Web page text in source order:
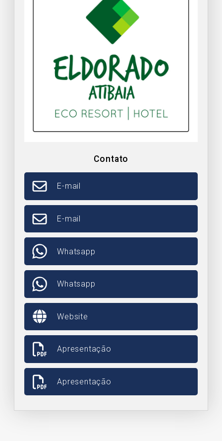
Contato
E-mail
E-mail
Whatsapp
Whatsapp
Website
Apresentação
Apresentação